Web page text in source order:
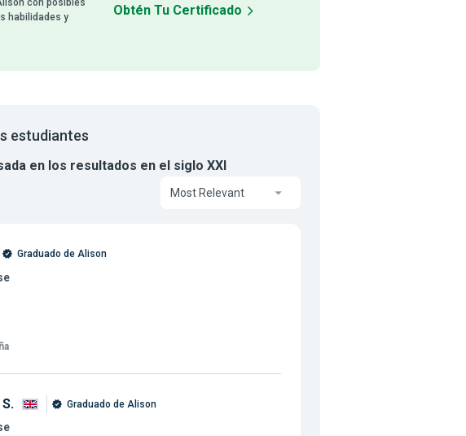
con posibles
habilidades y
Obtén Tu Certificado
estudiantes
en los resultados en el siglo XXI
Most Relevant
Graduado de Alison
Graduado de Alison